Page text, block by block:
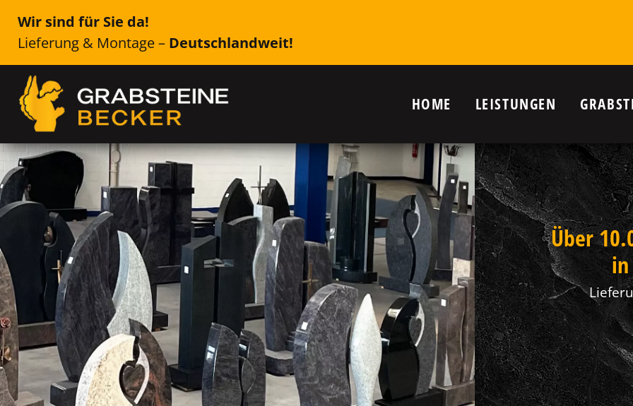
Wir sind für Sie da!
Lieferung & Montage – Deutschlandweit!
HOME LEISTUNGEN
Genau das Richtige für Ihr Grab in
Lübben (Spreewald)
Einzelsteine, Doppelsteine, Urnenanlagen,
Liegesteine, Findlinge, Kolumbarien, Grabschmuck
u.v.m.